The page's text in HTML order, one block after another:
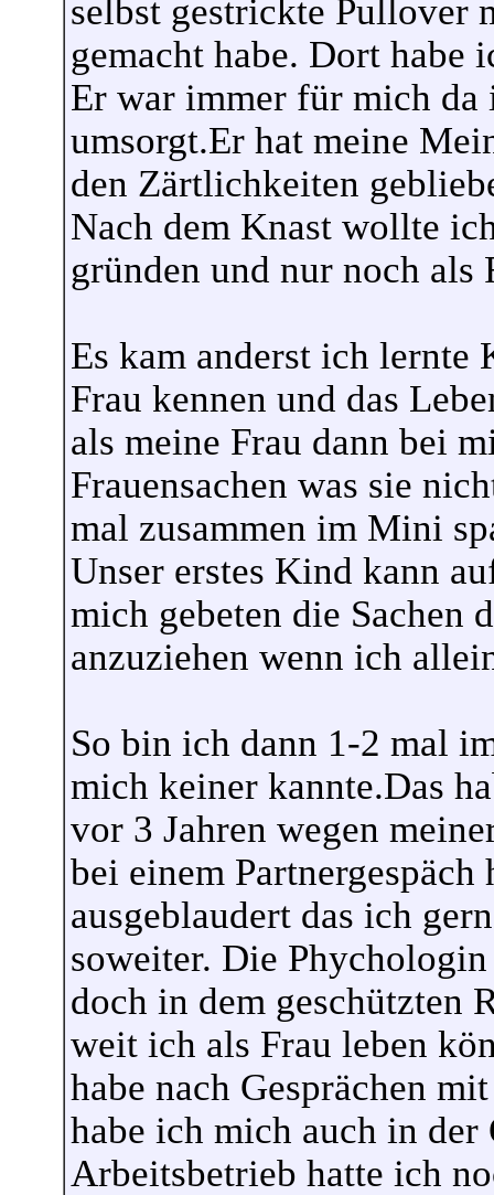
selbst gestrickte Pullover
gemacht habe. Dort habe
Er war immer für mich
umsorgt.Er hat meine
den Zärtlichkeiten
Nach dem Knast wollte
gründen und nur noch als
Es kam anderst ich lernte
Frau kennen und das
als meine Frau dann bei
Frauensachen was sie
mal zusammen im Mini
Unser erstes Kind kann
mich gebeten die Sachen
anzuziehen wenn ich
So bin ich dann 1-2 mal
mich keiner kannte.Das
vor 3 Jahren wegen
bei einem Partnergespäch
ausgeblaudert das ich
soweiter. Die
doch in dem geschützten
weit ich als Frau leben
habe nach Gesprächen
habe ich mich auch in
Arbeitsbetrieb hatte ich